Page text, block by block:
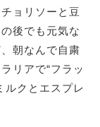
ョリソーと豆
後でも元気な
朝なんで自粛
リアで“フラッ
ルクとエスプレ